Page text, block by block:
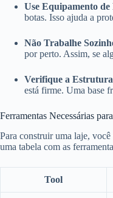
Use Equipamento de
botas. Isso ajuda a
Não Trabalhe
por perto. Assim, se
Verifique a Estrutura
está firme. Uma base
Ferramentas Necessárias
Para construir uma laje,
uma tabela com as
Tool